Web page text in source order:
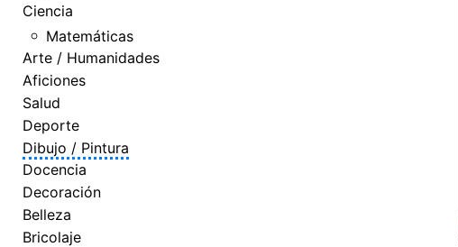
Ciencia
Matemáticas
Arte / Humanidades
Aficiones
Salud
Deporte
Dibujo / Pintura
Docencia
Decoración
Belleza
Bricolaje